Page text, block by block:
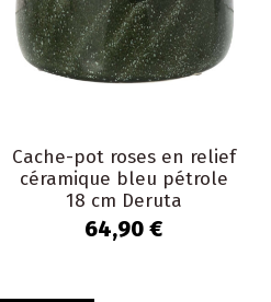
Cache-pot roses en relief
céramique bleu pétrole
18 cm Deruta
64,90 €